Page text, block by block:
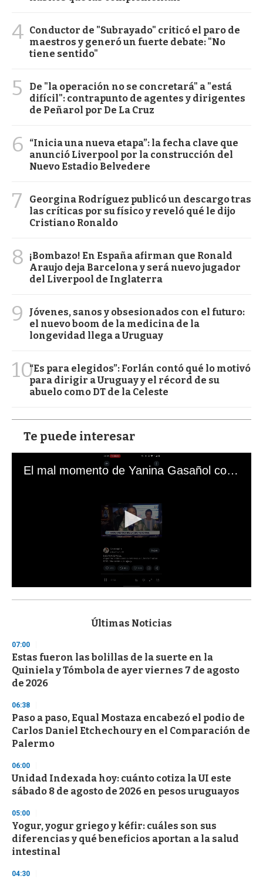
4 Conductor de "Subrayado" criticó el paro de
maestros y generó un fuerte debate: "No
tiene sentido"
5
De "la operación no se concretará" a "está
difícil": contrapunto de agentes y dirigentes
de Peñarol por De La Cruz
6
“Inicia una nueva etapa”: la fecha clave que
anunció Liverpool por la construcción del
Nuevo Estadio Belvedere
7
Georgina Rodríguez publicó un descargo tras
las críticas por su físico y reveló qué le dijo
Cristiano Ronaldo
8
¡Bombazo! En España afirman que Ronald
Araujo deja Barcelona y será nuevo jugador
del Liverpool de Inglaterra
9
Jóvenes, sanos y obsesionados con el futuro:
el nuevo boom de la medicina de la
longevidad llega a Uruguay
10“Es para elegidos”: Forlán contó qué lo motivó
para dirigir a Uruguay y el récord de su
abuelo como DT de la Celeste
Te puede interesar
El mal momento de Yanina Gasañol con un hincha argentino en "Subrayado"
s
d
s
o
f
3
s
e
c
o
n
s
Últimas Noticias
07:00
Estas fueron las bolillas de la suerte en la
Quiniela y Tómbola de ayer viernes 7 de agosto
de 2026
06:38
Paso a paso, Equal Mostaza encabezó el podio de
Carlos Daniel Etchechoury en el Comparación de
Palermo
06:00
Unidad Indexada hoy: cuánto cotiza la UI este
sábado 8 de agosto de 2026 en pesos uruguayos
05:00
Yogur, yogur griego y kéfir: cuáles son sus
diferencias y qué beneficios aportan a la salud
intestinal
04:30